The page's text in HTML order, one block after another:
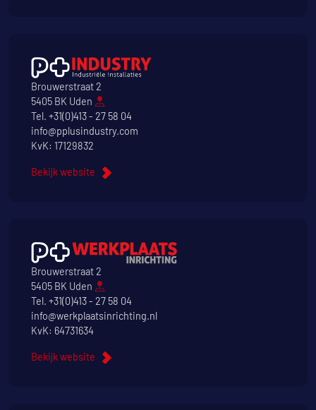
Brouwerstraat 2
5405 BK Uden
Tel. +31(0)413 - 27 58 04
info@pplusindustry.com
KvK: 17129832
Bekijk website
Brouwerstraat 2
5405 BK Uden
Tel. +31(0)413 - 27 58 04
info@werkplaatsinrichting.nl
KvK: 64731634
Bekijk website